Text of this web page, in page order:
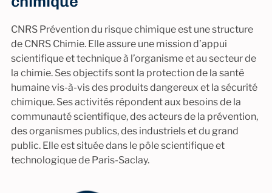
CNRS Prévention du risque chimique est une structure
de CNRS Chimie. Elle assure une mission d’appui
scientifique et technique à l’organisme et au secteur de
la chimie. Ses objectifs sont la protection de la santé
humaine vis-à-vis des produits dangereux et la sécurité
chimique. Ses activités répondent aux besoins de la
communauté scientifique, des acteurs de la prévention,
des organismes publics, des industriels et du grand
public. Elle est située dans le pôle scientifique et
technologique de Paris-Saclay.